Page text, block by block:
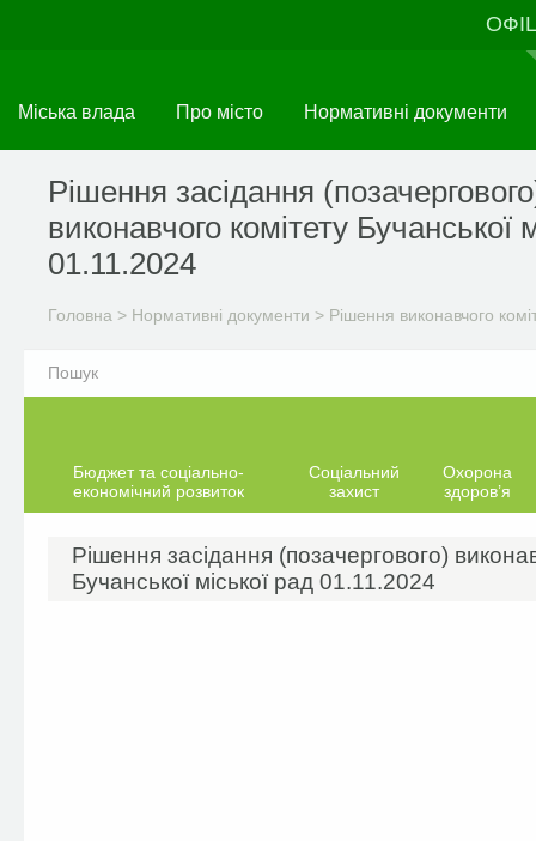
Міська влада Про місто Нормативні документи
Рішення засідання
виконавчого комітету Бучанської
01.11.2024
Головна > Нормативні документи > Рішення виконавчого
Бюджет та соціально-
економічний розвиток
Соціальний
захист
Охорона
здоров’я
Рішення засідання (позачергового)
Бучанської міської рад 01.11.2024